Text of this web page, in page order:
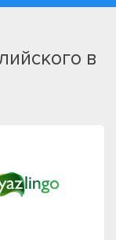
в